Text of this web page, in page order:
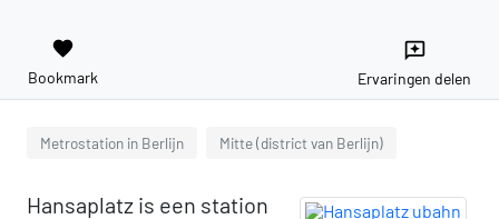
favorite
Bookmark
reviews
Ervaringen delen
Metrostation in Berlijn Mitte (district van Berlijn)
Hansaplatz is een station